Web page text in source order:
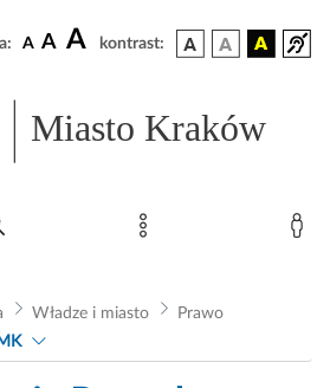
A A A kontrast:
Miasto Kraków
Władze i miasto
Prawo